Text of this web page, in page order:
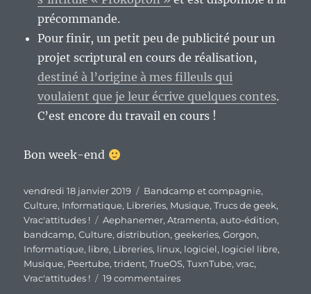
précommande.
Pour finir, un petit peu de publicité pour un
projet scriptural en cours de réalisation,
destiné à l’origine à mes filleuls qui
voulaient que je leur écrive quelques contes.
C’est encore du travail en cours !
Bon week-end
Publié
le
vendredi 18 janvier 2019 Catégories
Bandcamp et compagnie,
Culture, Informatique, Libreries, Musique,Trucs de geek,
Vrac'attitudes !
Étiquettes
Aephanemer,Atramenta,auto-édition,
bandcamp,Culture,distribution,geekeries,Gorgon,
Informatique, libre, Libreries, linux, logiciel, logiciel libre,
Musique, Peertube,trident,TrueOS,TuxnTube,vrac,
Vrac'attitudes !
19 commentairessur